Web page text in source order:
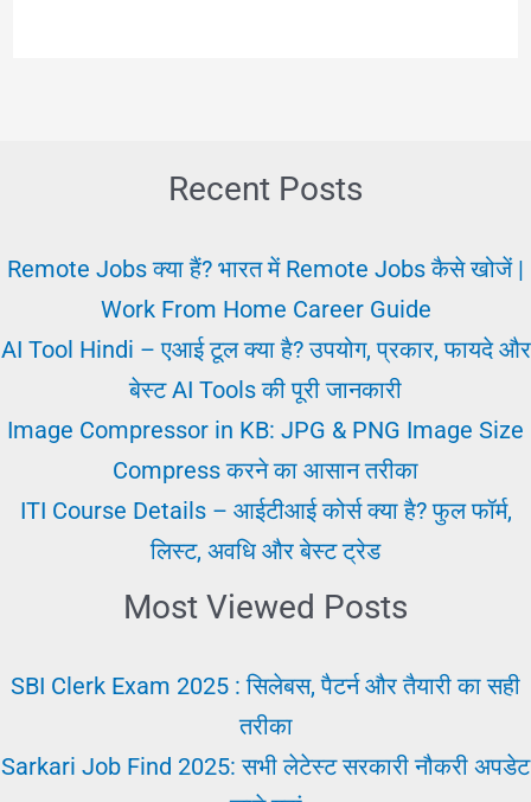
कमाएँ?
Content
in
पूरी
Recent Posts
Remote Jobs क्या हैं? भारत में Remote Jobs कैसे खोजें |
Work From Home Career Guide
AI Tool Hindi – एआई टूल क्या है? उपयोग, प्रकार, फायदे और
बेस्ट AI Tools की पूरी जानकारी
Image Compressor in KB: JPG & PNG Image Size
Compress करने का आसान तरीका
ITI Course Details – आईटीआई कोर्स क्या है? फुल फॉर्म,
लिस्ट, अवधि और बेस्ट ट्रेड
Most Viewed Posts
SBI Clerk Exam 2025 : सिलेबस, पैटर्न और तैयारी का सही
तरीका
Sarkari Job Find 2025: सभी लेटेस्ट सरकारी नौकरी अपडेट